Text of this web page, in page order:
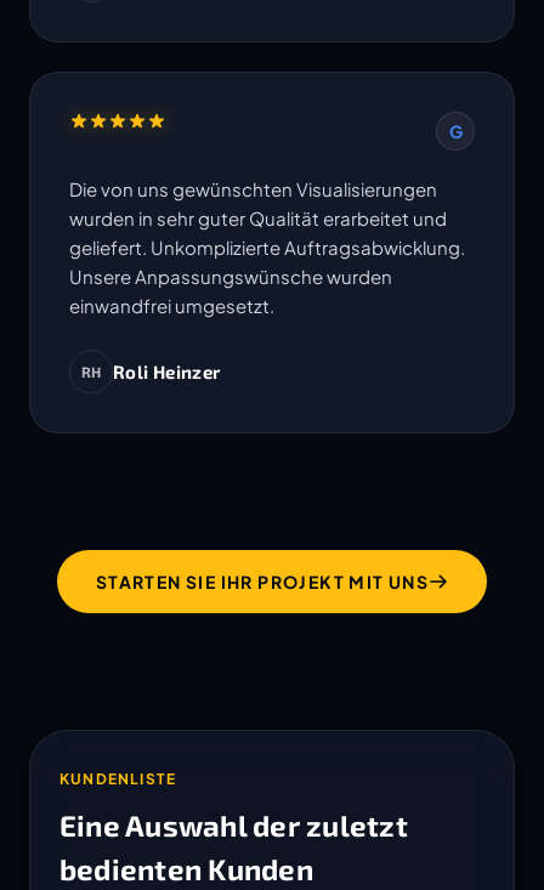
G
Die von uns gewünschten Visualisierungen
wurden in sehr guter Qualität erarbeitet und
geliefert. Unkomplizierte Auftragsabwicklung.
Unsere Anpassungswünsche wurden
einwandfrei umgesetzt.
RH Roli Heinzer
STARTEN SIE IHR PROJEKT MIT UNS
KUNDENLISTE
Eine Auswahl der zuletzt
bedienten Kunden